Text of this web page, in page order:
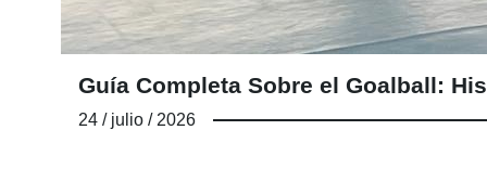
Guía Completa Sobre el Goalball:
24 / julio / 2026